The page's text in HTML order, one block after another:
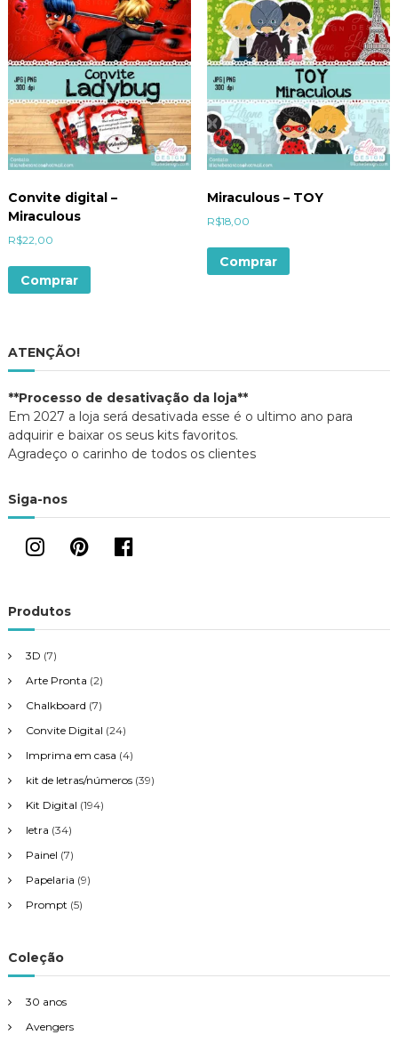
Convite digital –
Miraculous
R$22,00
Comprar
Miraculous – TOY
R$18,00
Comprar
ATENÇÃO!
**Processo de desativação da loja**
Em 2027 a loja será desativada esse é o ultimo ano para
adquirir e baixar os seus kits favoritos.
Agradeço o carinho de todos os clientes
Siga-nos
Produtos
3D (7)
Arte Pronta (2)
Chalkboard (7)
Convite Digital (24)
Imprima em casa (4)
kit de letras/números (39)
Kit Digital (194)
letra (34)
Painel (7)
Papelaria (9)
Prompt (5)
Coleção
30 anos
Avengers